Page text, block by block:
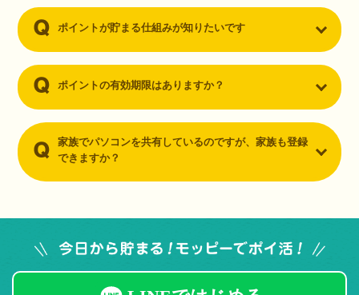
ポイントが貯まる仕組みが知りたいです
ポイントの有効期限はありますか？
家族でパソコンを共有しているのですが、家族も登録
できますか？